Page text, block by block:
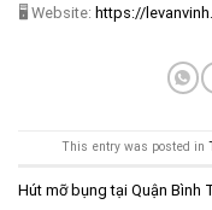
🖥 Website: https://
This entry was posted in
Hút mỡ bụng tại Quận Bình